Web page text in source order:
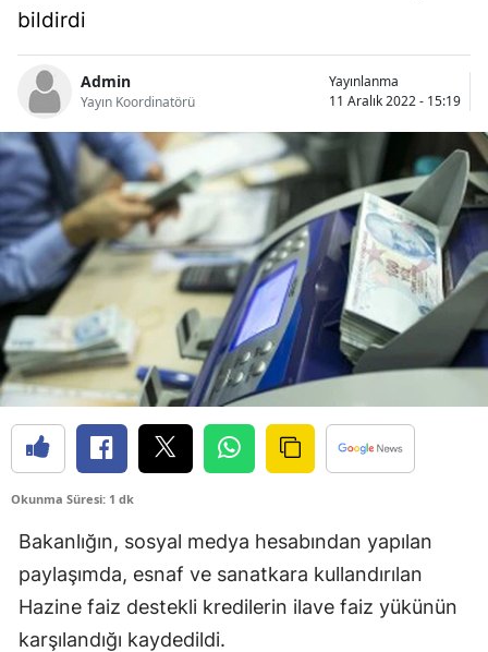
Bolu
Burdur
Bursa
Çanakkale
Çankırı
Çorum
Denizli
Diyarbakır
Elazığ
Erzurum
Eskişehir
bildirdi
Admin
Yayın Koordinatörü
Yayınlanma
11 Aralık 2022 - 15:19
Okunma Süresi: 1 dk
Bakanlığın, sosyal medya hesabından yapılan
paylaşımda, esnaf ve sanatkara kullandırılan
Hazine faiz destekli kredilerin ilave faiz yükünün
karşılandığı kaydedildi.